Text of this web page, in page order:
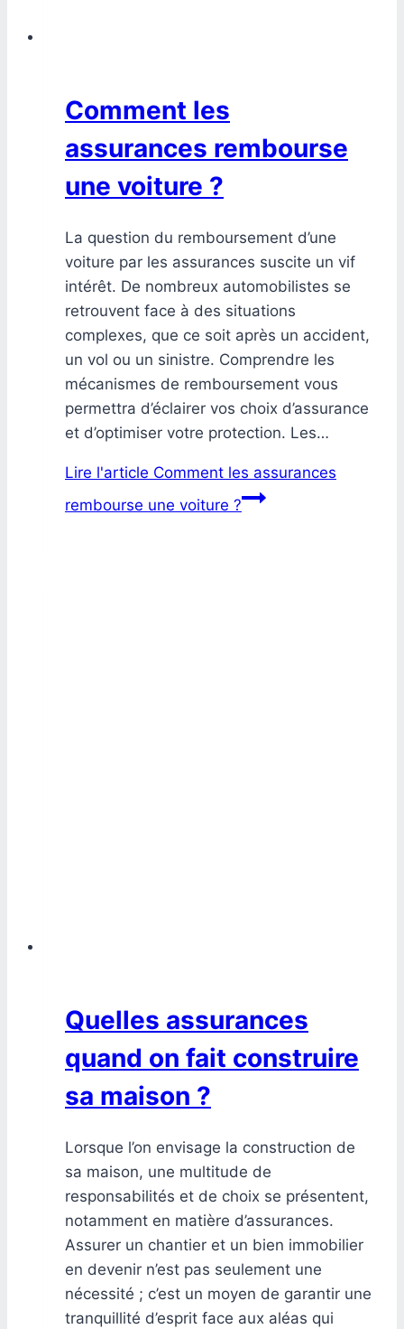
Comment les
assurances rembourse
une voiture ?
La question du remboursement d’une
voiture par les assurances suscite un vif
intérêt. De nombreux automobilistes se
retrouvent face à des situations
complexes, que ce soit après un accident,
un vol ou un sinistre. Comprendre les
mécanismes de remboursement vous
permettra d’éclairer vos choix d’assurance
et d’optimiser votre protection. Les…
Lire l'article Comment les assurances
rembourse une voiture ?
Quelles assurances
quand on fait construire
sa maison ?
Lorsque l’on envisage la construction de
sa maison, une multitude de
responsabilités et de choix se présentent,
notamment en matière d’assurances.
Assurer un chantier et un bien immobilier
en devenir n’est pas seulement une
nécessité ; c’est un moyen de garantir une
tranquillité d’esprit face aux aléas qui